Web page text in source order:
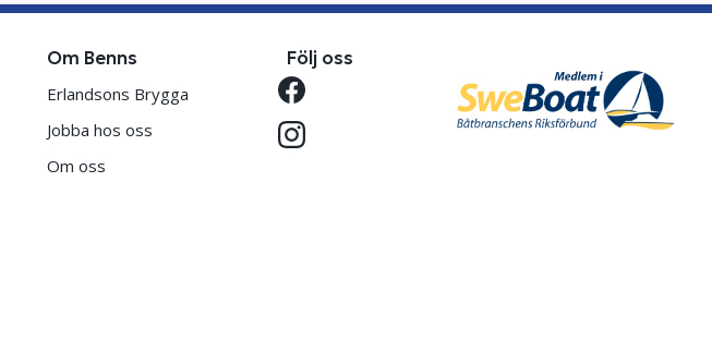
Om Benns
Erlandsons Brygga
Jobba hos oss
Om oss
Följ oss